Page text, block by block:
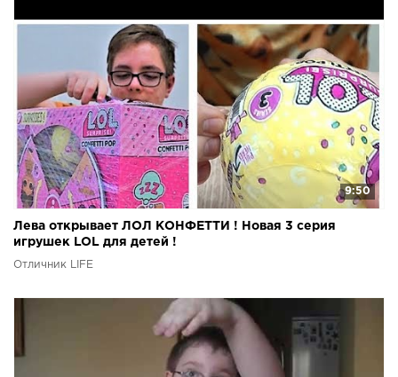
9:50
Лева открывает ЛОЛ КОНФЕТТИ ! Новая 3 серия
игрушек LOL для детей !
Отличник LIFE